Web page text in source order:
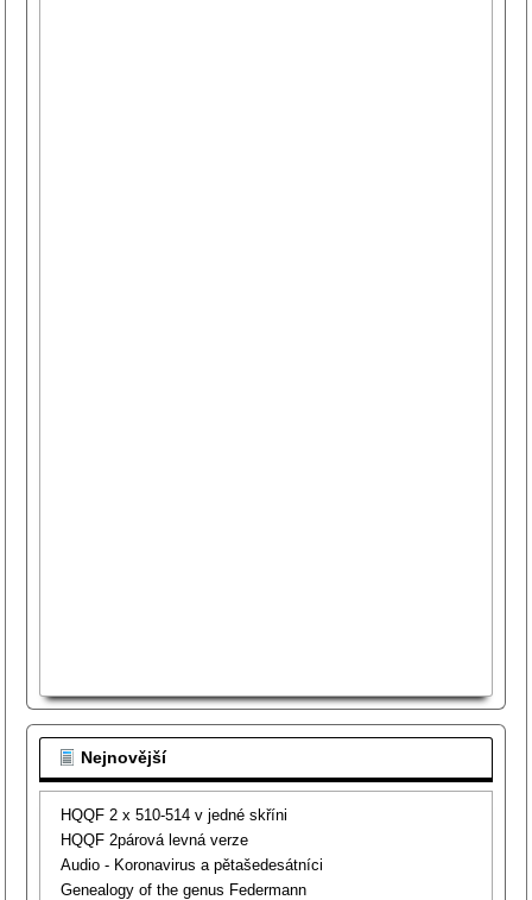
Nejnovější
HQQF 2 x 510-514 v jedné skříni
HQQF 2párová levná verze
Audio - Koronavirus a pětašedesátníci
Genealogy of the genus Federmann